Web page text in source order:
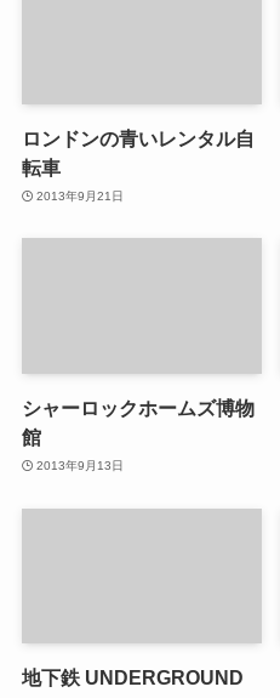
ロンドンの青いレンタル自
転車
2013年9月21日
シャーロックホームズ博物
館
2013年9月13日
地下鉄 UNDERGROUND